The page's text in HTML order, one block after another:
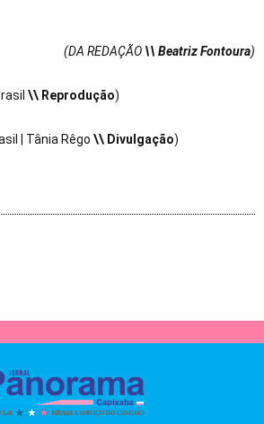
(DA REDAÇÃO \\ Beatriz Fontoura)
\\ Reprodução)
| Tânia Rêgo \\ Divulgação)